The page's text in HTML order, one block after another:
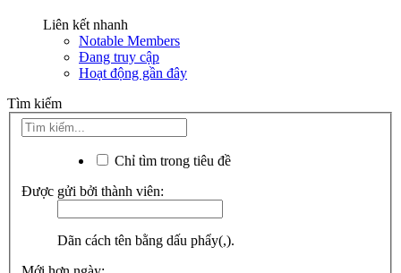
Liên kết nhanh
Notable Members
Đang truy cập
Hoạt động gần đây
Tìm kiếm
Chỉ tìm trong tiêu đề
Được gửi bởi thành viên:
Dãn cách tên bằng dấu phẩy(,).